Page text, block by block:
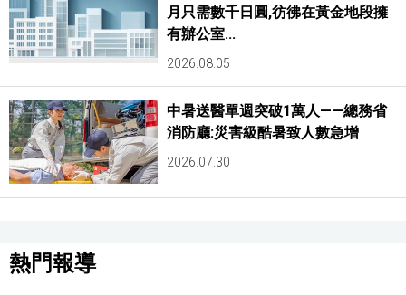
月只需數千日圓,彷彿在黃金地段擁
有辦公室...
2026.08.05
中暑送醫單週突破1萬人——總務省
消防廳:災害級酷暑致人數急增
2026.07.30
熱門報導